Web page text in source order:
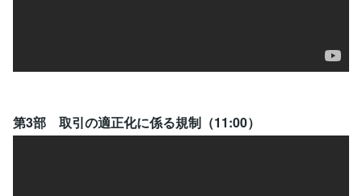
第3部 取引の適正化に係る規制（11:00）